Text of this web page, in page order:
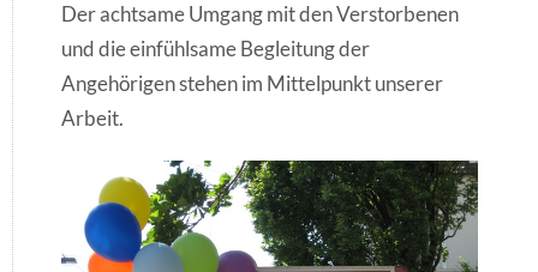
Der achtsame Umgang mit den Verstorbenen
und die einfühlsame Begleitung der
Angehörigen stehen im Mittelpunkt unserer
Arbeit.